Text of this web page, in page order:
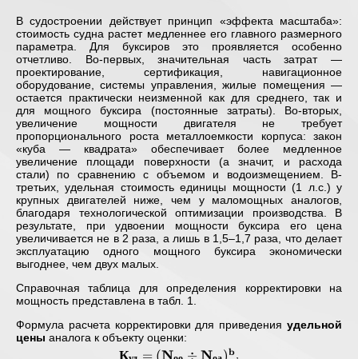
В судостроении действует принцип «эффекта масштаба»:
стоимость судна растет медленнее его главного размерного
параметра. Для буксиров это проявляется особенно
отчетливо. Во-первых, значительная часть затрат —
проектирование, сертификация, навигационное
оборудование, системы управления, жилые помещения —
остается практически неизменной как для среднего, так и
для мощного буксира (постоянные затраты). Во-вторых,
увеличение мощности двигателя не требует
пропорционального роста металлоемкости корпуса: закон
«куба — квадрата» обеспечивает более медленное
увеличение площади поверхности (а значит, и расхода
стали) по сравнению с объемом и водоизмещением. В-
третьих, удельная стоимость единицы мощности (1 л.с.) у
крупных двигателей ниже, чем у маломощных аналогов,
благодаря технологической оптимизации производства. В
результате, при удвоении мощности буксира его цена
увеличивается не в 2 раза, а лишь в 1,5–1,7 раза, что делает
эксплуатацию одного мощного буксира экономически
выгоднее, чем двух малых.
Справочная таблица для определения корректировки на
мощность представлена в табл. 1.
Формула расчета корректировки для приведения удельной
цены аналога к объекту оценки:
\mathbf{
К = (N ÷ N )b